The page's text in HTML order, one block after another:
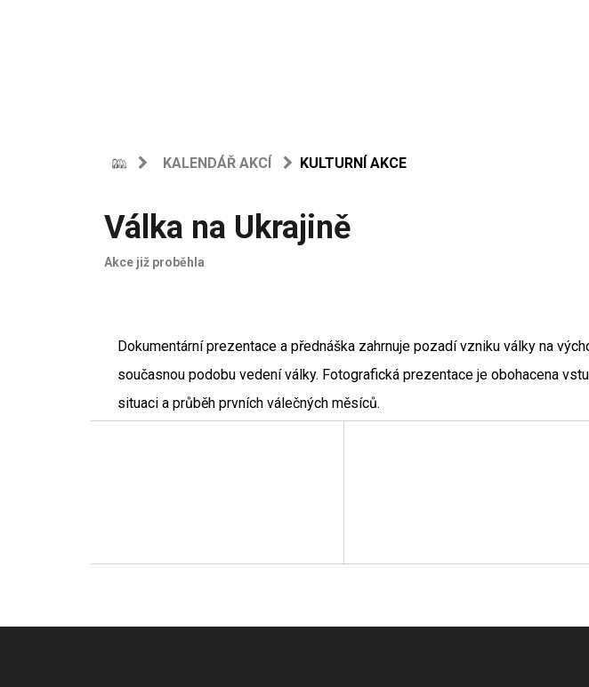
KALENDÁŘ AKCÍ KULTURNÍ AKCE
Válka na Ukrajině
Akce již proběhla
Dokumentární prezentace a přednáška zahrnuje pozadí vzniku války na
současnou podobu vedení války. Fotografická prezentace je obohacena
situaci a průběh prvních válečných měsíců.